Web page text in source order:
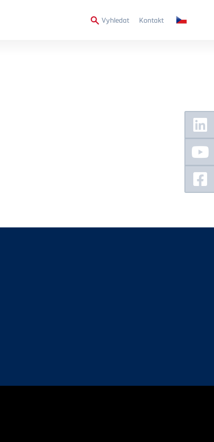
VyhledatSecondary
Kontakt
Floating